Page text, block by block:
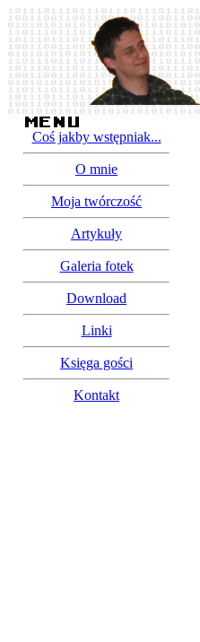
Coś jakby wstępniak...
O mnie
Moja twórczość
Artykuły
Galeria fotek
Download
Linki
Księga gości
Kontakt